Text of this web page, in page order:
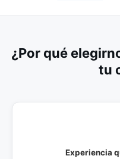
¿Por qué
tu
Experiencia